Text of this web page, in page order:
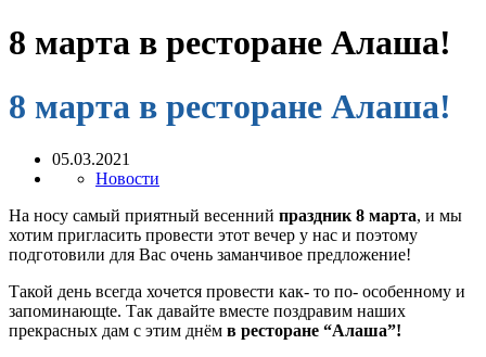
8 марта в ресторане Алаша!
8 марта в ресторане Алаша!
05.03.2021
Новости
На носу самый приятный весенний праздник 8 марта, и мы
хотим пригласить провести этот вечер у нас и поэтому
подготовили для Вас очень заманчивое предложение!
Такой день всегда хочется провести как- то по- особенному и
запоминающtе. Так давайте вместе поздравим наших
прекрасных дам с этим днём в ресторане “Алаша”!